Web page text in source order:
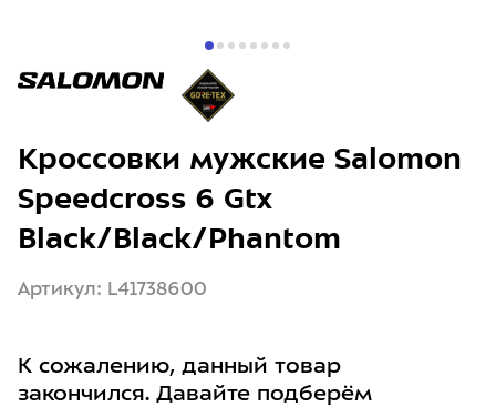
Кроссовки мужские Salomon
Speedcross 6 Gtx
Black/Black/Phantom
Артикул: L41738600
К сожалению, данный товар
закончился. Давайте подберём